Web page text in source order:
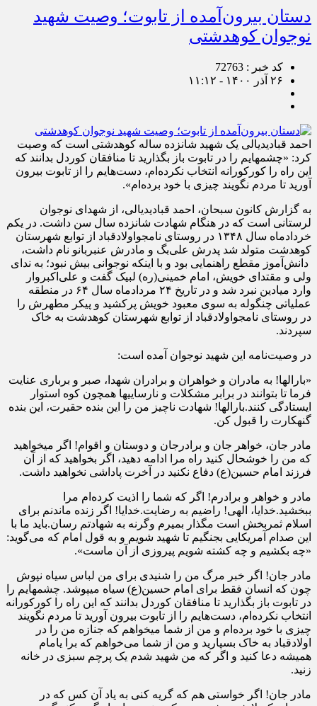
دستان بیرون‌آمده از تابوت؛ وصیت شهید
نوجوان کوهدشتی
کد خبر : 72763
۲۶ آذر ۱۴۰۰ - ۱۱:۱۲
احمد قبادی‎دیالی یک شهید شانزده ساله کوهدشتی است که وصیت
کرد: «چشمهایم را در تابوت باز بگذارید تا منافقان کوردل بدانند که
این راه را کورکورانه انتخاب نکرده‌ام، دست‌هایم را از تابوت بیرون
آورید تا مردم نگویند چیزی با خود برده‌ام».
به گزارش کانون سبحان، احمد قبادی‎دیالی، از شهدای نوجوان
لرستانی است که در هنگام شهادت شانزده سال سن داشت. در یکم
خردادماه سال ۱۳۴۸ در روستای نامجواولادقباد از توابع شهرستان
کوهدشت متولد شد پدرش علی‌بگ و مادرش عنبربانو نام داشت،
دانش‌آموز مقطع راهنمایی بود و با اینکه نوجوانی بیش نبود؛ به ندای
ولی و مقتدای خویش، امام خمینی(ره) لبیک گفت و علی‌اکبروار
وارد میادین نبرد شد و در تاریخ ۲۴ مردادماه سال ۶۴ در منطقه
عملیاتی چنگوله به سوی معبود خویش پرکشید و پیکر مطهرش را
در روستای نامجواولادقباد از توابع شهرستان کوهدشت به خاک
سپردند.
در وصیت‌نامه این شهید نوجوان آمده است:
«بارالها! به مادران و خواهران و برادران شهدا، صبر و برباری عنایت
فرما تا بتوانند در برابر مشکلات و نارسایی‎ها همچون کوه استوار
ایستادگی کنند.بارالها! شهادت ناچیز من را این بنده حقیرت، این بنده
گنهکارت را قبول کن.
مادر جان، خواهر جان و برادرجان و دوستان و اقوام! اگر می‎خواهید
که من را خوشحال کنید راه مرا ادامه دهید، اگر بخواهید که از آن
فرزند امام حسین(ع) دفاع نکنید در آخرت پاداشی نخواهید داشت.
مادر و خواهر و برادرم! اگر که شما را اذیت کرده‌ام مرا
ببخشید.خدایا، الهی! راضیم به رضایت.خدایا! اگر زنده ماندنم برای
اسلام ثمربخش است مگذار بمیرم وگرنه به شهادتم رسان.باید ما با
این صدام آمریکایی بجنگیم تا شهید شویم و به قول امام که می‌گوید:
«چه بکشیم و چه کشته شویم پیروزی از آن ماست».
مادر جان! اگر خبر مرگ من را شنیدی برای من لباس سیاه نپوش
چون که انسان فقط برای امام حسین(ع) سیاه می‎پوشد. چشمهایم را
در تابوت باز بگذارید تا منافقان کوردل بدانند که این راه را کورکورانه
انتخاب نکرده‌ام، دست‌هایم را از تابوت بیرون آورید تا مردم نگویند
چیزی با خود برده‌ام و من از شما می‎خواهم که جنازه من را در
اولادقباد به خاک بسپارید و من از شما می‌خواهم که برا یامام
همیشه دعا کنید و اگر که من شهید شدم یک پرچم سبزی در خانه
زنید.
مادر جان! اگر خواستی هم که گریه کنی به یاد آن کس که در